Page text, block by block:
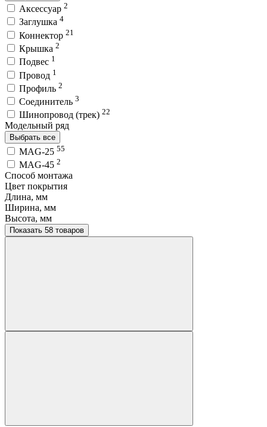
Аксессуар 2
Заглушка 4
Коннектор 21
Крышка 2
Подвес 1
Провод 1
Профиль 2
Соединитель 3
Шинопровод (трек) 22
Модельный ряд
Выбрать все
MAG-25 55
MAG-45 2
Способ монтажа
Цвет покрытия
Длина, мм
Ширина, мм
Высота, мм
Показать 58 товаров